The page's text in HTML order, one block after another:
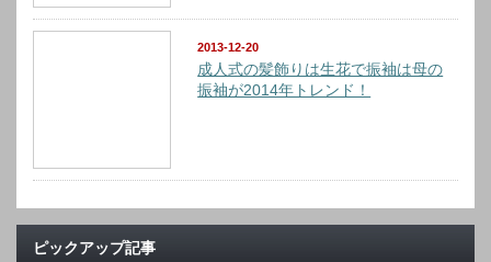
2013-12-20
成人式の髪飾りは生花で振袖は母の
振袖が2014年トレンド！
ピックアップ記事